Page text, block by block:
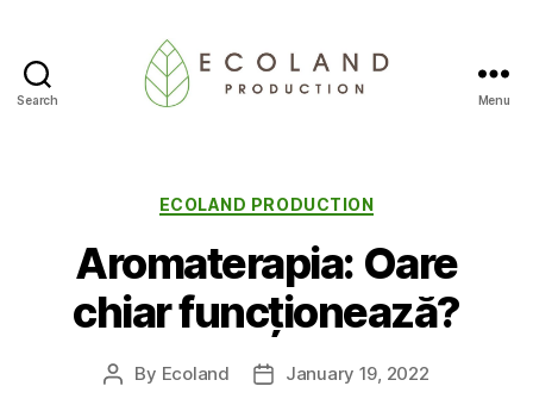
Search
Blog
Menu
Categories
ECOLAND PRODUCTION
Aromaterapia: Oare
chiar funcționează?
Post
By Ecoland
PostJanuary 19, 2022